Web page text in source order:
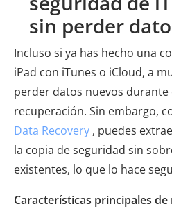
sin perder
Incluso si ya has hecho una
iPad con iTunes o iCloud, a
perder datos nuevos durante
recuperación. Sin embargo,
Data Recovery , puedes
la copia de seguridad sin
existentes, lo que lo hace
Características principales